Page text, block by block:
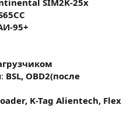
Данные
для повседневной
на ресурс
случаев при
топлива
-
позволяет
95+
BSL, OBD2(после
K-Tag Alientech, Flex